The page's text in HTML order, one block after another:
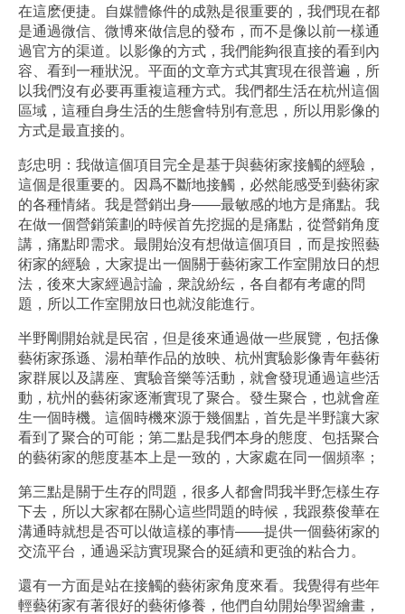
在這麽便捷。自媒體條件的成熟是很重要的，我們現在都
是通過微信、微博來做信息的發布，而不是像以前一樣通
過官方的渠道。以影像的方式，我們能夠很直接的看到內
容、看到一種狀況。平面的文章方式其實現在很普遍，所
以我們沒有必要再重複這種方式。我們都生活在杭州這個
區域，這種自身生活的生態會特別有意思，所以用影像的
方式是最直接的。
彭忠明：我做這個項目完全是基于與藝術家接觸的經驗，
這個是很重要的。因爲不斷地接觸，必然能感受到藝術家
的各種情緒。我是營銷出身——最敏感的地方是痛點。我
在做一個營銷策劃的時候首先挖掘的是痛點，從營銷角度
講，痛點即需求。最開始沒有想做這個項目，而是按照藝
術家的經驗，大家提出一個關于藝術家工作室開放日的想
法，後來大家經過討論，衆說紛纭，各自都有考慮的問
題，所以工作室開放日也就沒能進行。
半野剛開始就是民宿，但是後來通過做一些展覽，包括像
藝術家孫遜、湯柏華作品的放映、杭州實驗影像青年藝術
家群展以及講座、實驗音樂等活動，就會發現通過這些活
動，杭州的藝術家逐漸實現了聚合。發生聚合，也就會産
生一個時機。這個時機來源于幾個點，首先是半野讓大家
看到了聚合的可能；第二點是我們本身的態度、包括聚合
的藝術家的態度基本上是一致的，大家處在同一個頻率；
第三點是關于生存的問題，很多人都會問我半野怎樣生存
下去，所以大家都在關心這些問題的時候，我跟蔡俊華在
溝通時就想是否可以做這樣的事情——提供一個藝術家的
交流平台，通過采訪實現聚合的延續和更強的粘合力。
還有一方面是站在接觸的藝術家角度來看。我覺得有些年
輕藝術家有著很好的藝術修養，他們自幼開始學習繪畫，